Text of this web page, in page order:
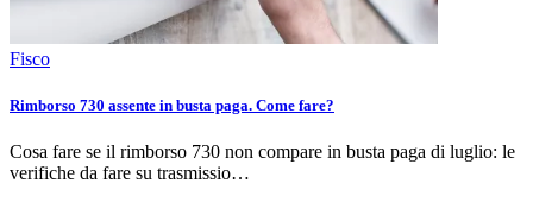
Fisco
Rimborso 730 assente in busta paga. Come fare?
Cosa fare se il rimborso 730 non compare in busta paga di luglio: le
verifiche da fare su trasmissio…